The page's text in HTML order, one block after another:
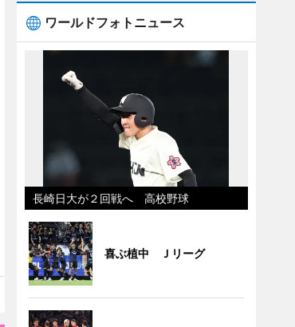
ワールドフォトニュース
長崎日大が２回戦へ 高校野球
喜ぶ植中 Ｊリーグ